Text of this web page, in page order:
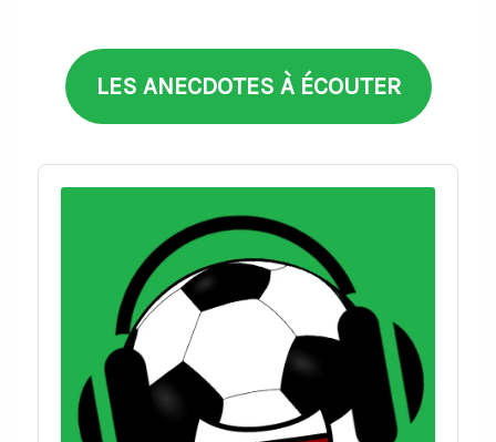
LES ANECDOTES À ÉCOUTER
Audio
Player